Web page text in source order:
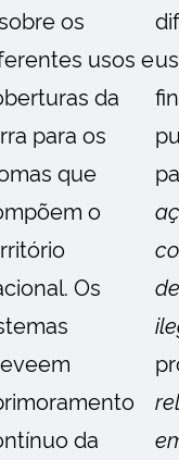
os
usos e
da
para os
que
o
Os
da